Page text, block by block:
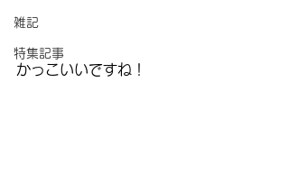
雑記
特集記事
かっこいいですね！